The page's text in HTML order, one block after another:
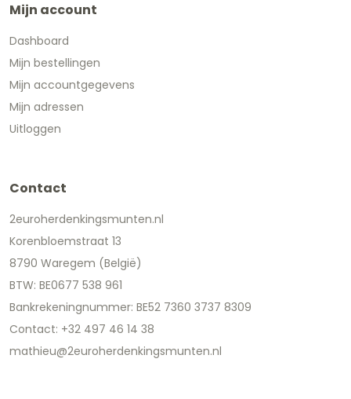
Mijn account
Dashboard
Mijn bestellingen
Mijn accountgegevens
Mijn adressen
Uitloggen
Contact
2euroherdenkingsmunten.nl
Korenbloemstraat 13
8790 Waregem (België)
BTW: BE0677 538 961
Bankrekeningnummer: BE52 7360 3737 8309
Contact: +32 497 46 14 38
mathieu@2euroherdenkingsmunten.nl